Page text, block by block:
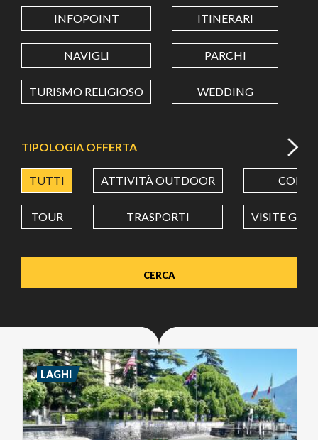
LONGITUDINE
Value in decimal degrees. Use dot (.) as decimal separator.
INFOPOINT ITINERARI
NAVIGLI PARCHI
TURISMO RELIGIOSO WEDDING
TIPOLOGIA OFFERTA
TUTTI ATTIVITÀ OUTDOOR CORSI
TOUR TRASPORTI VISITE
LAGHI